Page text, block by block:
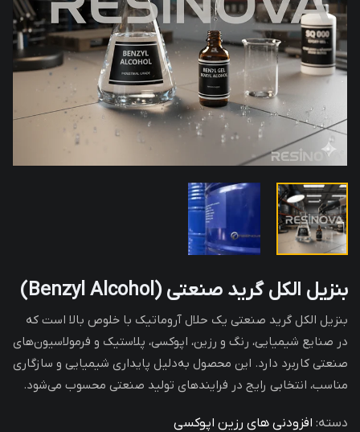
بنزیل الکل گرید صنعتی (Benzyl Alcohol)
بنزیل الکل گرید صنعتی یک حلال آروماتیک با خلوص بالا است که
در صنایع شیمیایی، رنگ و رزین، اپوکسی، پلاستیک و فرمولاسیون‌های
صنعتی کاربرد دارد. این محصول به‌دلیل پایداری شیمیایی و سازگاری
مناسب، انتخابی رایج در فرایندهای تولید صنعتی محسوب می‌شود.
دسته: افزودنی های رزین اپوکسی